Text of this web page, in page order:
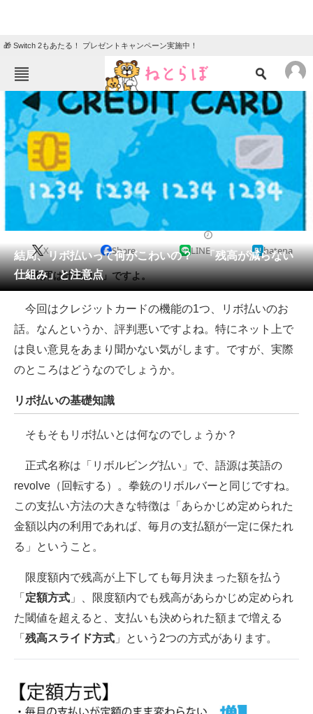
🎁 Switch 2もあたる！ プレゼントキャンペーン実施中！
ねとらぼメニュー
TOP ニュース
エンタメ
グルメ
住まい 教育・育児
リサーチ
会員記事
メディア
注目記事を集めた総合ページ
ITの今と未来を見通す
スマホと通信の最新トレンド
進化するPCとデバイスの未来
好きが集まる 比べて選べる
ビジネスと働き方のヒント
AI活用のいまが分かる
企業ITのトレンドを詳説
経営リーダーのコミュニティ
マーケ×ITの今がよく分かる
ITエンジニア向け専門サイト
企業向けIT製品の総合サイト
製造業のIT導入・活用を支援
結局、リボ払いって何がこわいの？ 「残高が減らない
仕組み」と注意点
X Share LINE hatena
「ご利用は計画的に」ですよ。
今回はクレジットカードの機能の1つ、リボ払いのお
話。なんというか、評判悪いですよね。特にネット上で
は良い意見をあまり聞かない気がします。ですが、実際
のところはどうなのでしょうか。
リボ払いの基礎知識
そもそもリボ払いとは何なのでしょうか？
正式名称は「リボルビング払い」で、語源は英語の
revolve（回転する）。拳銃のリボルバーと同じですね。
この支払い方法の大きな特徴は「あらかじめ定められた
金額以内の利用であれば、毎月の支払額が一定に保たれ
る」ということ。
限度額内で残高が上下しても毎月決まった額を払う
「 定額方式 」、限度額内でも残高があらかじめ定められ
た閾値を超えると、支払いも決められた額まで増える
「 残高スライド方式 」という2つの方式があります。